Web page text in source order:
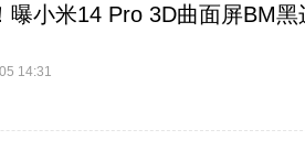
曝小米14 Pro 3D曲面屏BM黑
14:31